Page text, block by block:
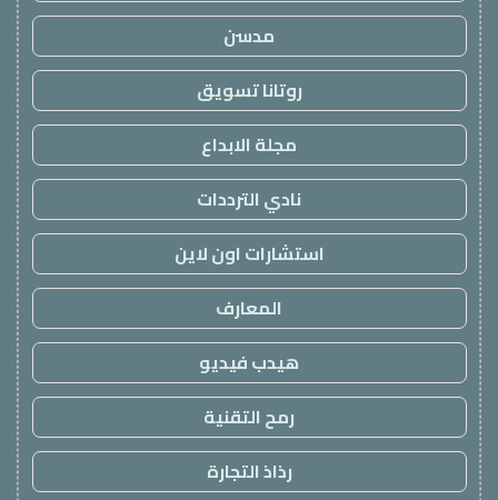
مدسن
روتانا تسويق
مجلة الابداع
نادي الترددات
استشارات اون لاين
المعارف
هيدب فيديو
رمح التقنية
رذاذ التجارة